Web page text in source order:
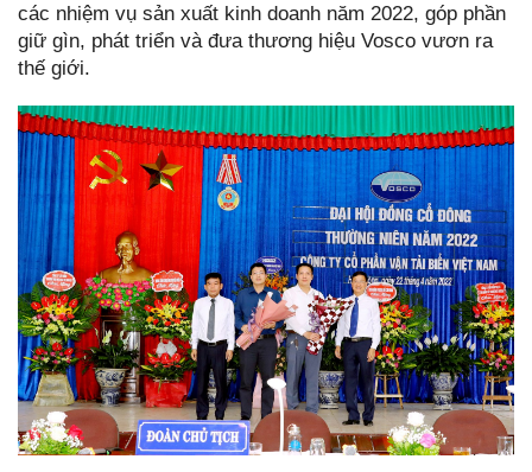
các nhiệm vụ sản xuất kinh doanh năm 2022, góp phần
giữ gìn, phát triển và đưa thương hiệu Vosco vươn ra
thế giới.